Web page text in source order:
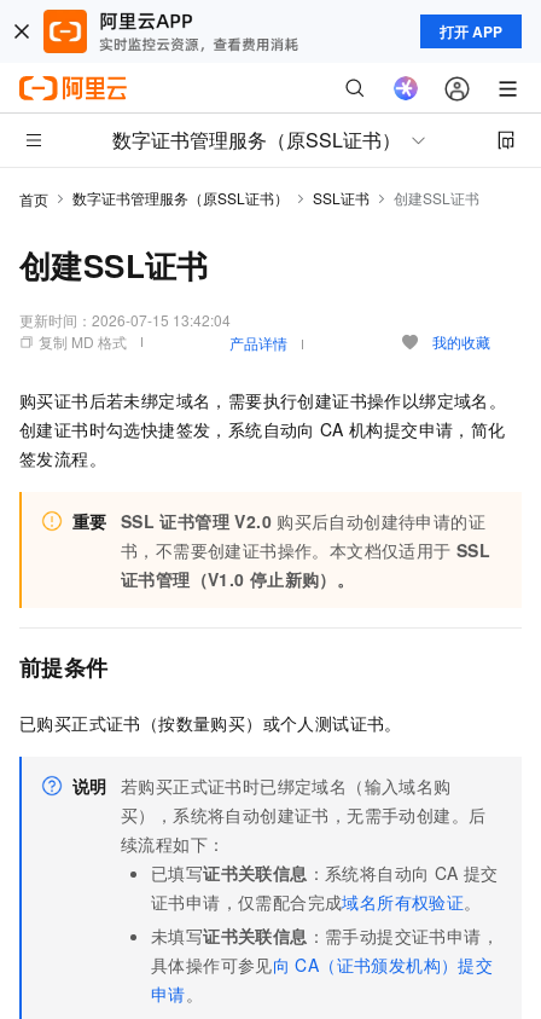
打开 APP
数字证书管理服务（原SSL证书）
首页 数字证书管理服务（原SSL证书） SSL证书 创建SSL证书
创建SSL证书
更新时间： 2026-07-15 13:42:04
复制 MD 格式
产品详情 我的收藏
购买证书后若未绑定域名，需要执行创建证书操作以绑定域名。
创建证书时勾选快捷签发，系统自动向 CA 机构提交申请，简化
签发流程。
重要 SSL 证书管理 V2.0 购买后自动创建待申请的证
书，不需要创建证书操作。本文档仅适用于 SSL
证书管理（V1.0 停止新购）。
前提条件
已购买正式证书（按数量购买）或个人测试证书。
说明 若购买正式证书时已绑定域名（输入域名购
买），系统将自动创建证书，无需手动创建。后
续流程如下：
已填写证书关联信息 ：系统将自动向 CA 提交
证书申请，仅需配合完成域名所有权验证。
未填写证书关联信息 ：需手动提交证书申请，
具体操作可参见向 CA（证书颁发机构）提交
申请。